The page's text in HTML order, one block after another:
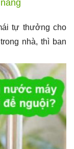
tự thưởng cho
nhà, thì ban